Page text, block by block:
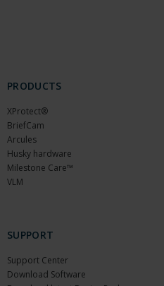
PRODUCTS
XProtect®
BriefCam
Arcules
Husky hardware
Milestone Care™
VLM
SUPPORT
Support Center
Download Software